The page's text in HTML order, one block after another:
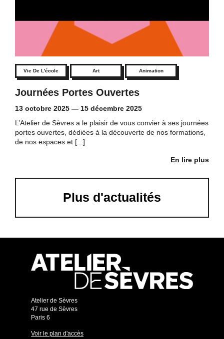
Vie De L'école Art Animation
Journées Portes Ouvertes
13 octobre 2025 — 15 décembre 2025
L’Atelier de Sèvres a le plaisir de vous convier à ses journées
portes ouvertes, dédiées à la découverte de nos formations,
de nos espaces et [...]
En lire plus
Plus d'actualités
Atelier de Sèvres
47 rue de Sèvres
Paris 6
Voir le plan d'accès